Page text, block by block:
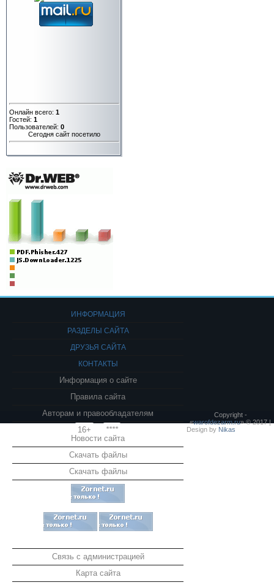
Онлайн всего: 1
Гостей: 1
Пользователей: 0
Сегодня сайт посетило
ИНФОРМАЦИЯ
РАЗДЕЛЫ САЙТА
ДРУЗЬЯ САЙТА
КОНТАКТЫ
Информация о сайте
Правила сайта
Авторам и правообладателям
16+
****
Новости сайта
Скачать файлы
Скачать файлы
Связь с администрацией
Карта сайта
Copyright -
«warofdezarm.ru» © 2017 |
Design by Nikas